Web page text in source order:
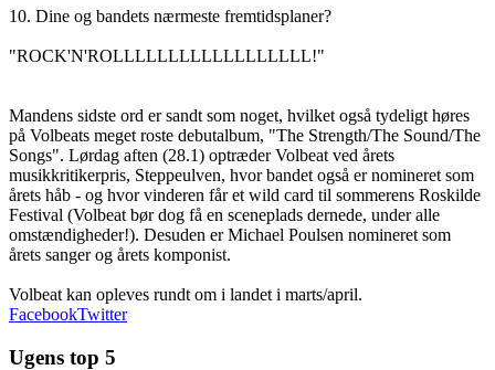
10. Dine og bandets nærmeste fremtidsplaner?
"ROCK'N'ROLLLLLLLLLLLLLLLLLL!"
Mandens sidste ord er sandt som noget, hvilket også tydeligt høres
på Volbeats meget roste debutalbum, "The Strength/The Sound/The
Songs". Lørdag aften (28.1) optræder Volbeat ved årets
musikkritikerpris, Steppeulven, hvor bandet også er nomineret som
årets håb - og hvor vinderen får et wild card til sommerens Roskilde
Festival (Volbeat bør dog få en sceneplads dernede, under alle
omstændigheder!). Desuden er Michael Poulsen nomineret som
årets sanger og årets komponist.
Volbeat kan opleves rundt om i landet i marts/april.
FacebookTwitter
Ugens top 5